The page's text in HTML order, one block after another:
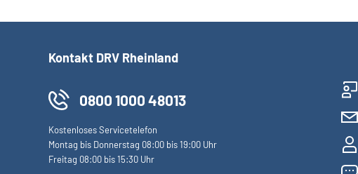
Kontakt DRV Rheinland
0800 1000 48013
Kostenloses Servicetelefon
Montag bis Donnerstag 08:00 bis 19:00 Uhr
Freitag 08:00 bis 15:30 Uhr